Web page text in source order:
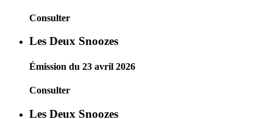
Consulter
Les Deux Snoozes
Émission du 23 avril 2026
Consulter
Les Deux Snoozes